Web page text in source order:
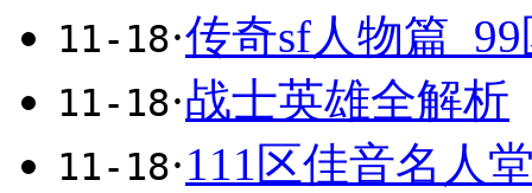
11-18·传奇sf人物篇
11-18·战士英雄全解析
11-18·111区佳音名人